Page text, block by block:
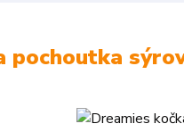
pochoutka